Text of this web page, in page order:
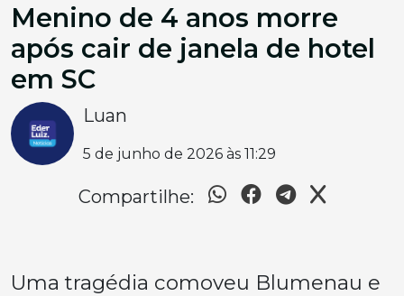
Menino de 4 anos morre
após cair de janela de hotel
em SC
Luan
5 de junho de 2026 às 11:29
Compartilhe:
Uma tragédia comoveu Blumenau e